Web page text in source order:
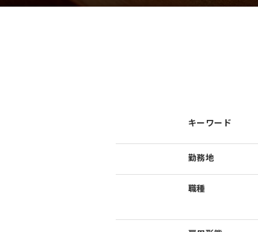
キーワード
勤務地
職種